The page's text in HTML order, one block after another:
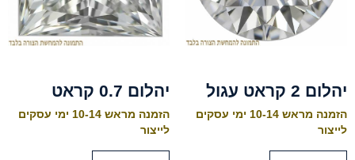
יהלום 2 קראט עגול
הזמנה מראש 10-14 ימי עסקים
לייצור
יהלום 0.7 קראט
הזמנה מראש 10-14 ימי עסקים
לייצור